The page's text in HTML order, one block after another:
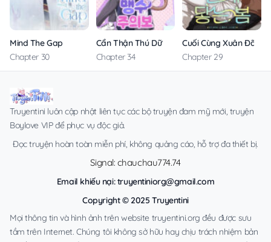
Mind The Gap
Chapter 30
Cẩn Thận Thú Dữ
Chapter 34
Cuối Cùng Xuân Đã
Chapter 29
Truyentini luôn cập nhật liên tục các bộ truyện đam mỹ mới, truyện
Boylove VIP để phục vụ độc giả.
Đọc truyện hoàn toàn miễn phí, không quảng cáo, hỗ trợ đa thiết bị.
Signal: chauchau774.74
Email khiếu nại:truyentiniorg@gmail.com
Copyright © 2025 Truyentini
Mọi thông tin và hình ảnh trên website truyentini.org đều được sưu
tầm trên Internet. Chúng tôi không sở hữu hay chịu trách nhiệm bản